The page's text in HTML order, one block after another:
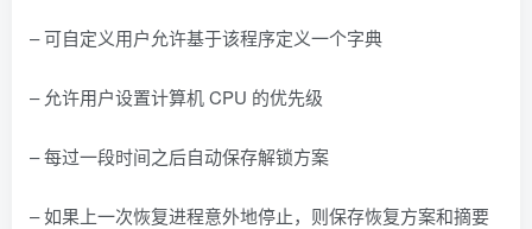
– 可自定义用户允许基于该程序定义一个字典
– 允许用户设置计算机 CPU 的优先级
– 每过一段时间之后自动保存解锁方案
– 如果上一次恢复进程意外地停止，则保存恢复方案和摘要